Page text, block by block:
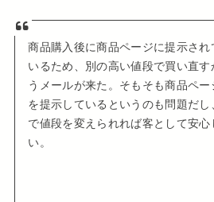
商品購入後に商品ページに提示さ
いるため、別の高い値段で買い直
うメールが来た。そもそも商品ペ
を提示しているというのも問題だ
で値段を変えられれば客として安
い。